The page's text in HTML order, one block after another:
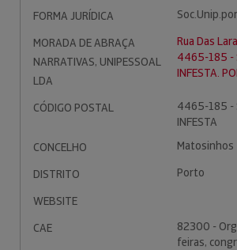
FORMA JURÍDICA
MORADA DE ABRAÇA
NARRATIVAS, UNIPESSOAL
LDA
Rua Das
4465-185 -
INFESTA.
CÓDIGO POSTAL
4465-185 -
INFESTA
CONCELHO
Matosinhos
DISTRITO
Porto
WEBSITE
CAE
82300 -
feiras,